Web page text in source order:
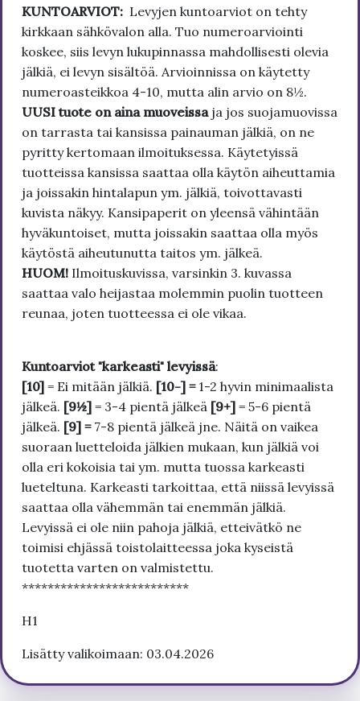
KUNTOARVIOT: Levyjen kuntoarviot on tehty
kirkkaan sähkövalon alla. Tuo numeroarviointi
koskee, siis levyn lukupinnassa mahdollisesti olevia
jälkiä, ei levyn sisältöä. Arvioinnissa on käytetty
numeroasteikkoa 4-10, mutta alin arvio on 8½.
UUSI tuote on aina muoveissa ja jos suojamuovissa
on tarrasta tai kansissa painauman jälkiä, on ne
pyritty kertomaan ilmoituksessa. Käytetyissä
tuotteissa kansissa saattaa olla käytön aiheuttamia
ja joissakin hintalapun ym. jälkiä, toivottavasti
kuvista näkyy. Kansipaperit on yleensä vähintään
hyväkuntoiset, mutta joissakin saattaa olla myös
käytöstä aiheutunutta taitos ym. jälkeä.
HUOM! Ilmoituskuvissa, varsinkin 3. kuvassa
saattaa valo heijastaa molemmin puolin tuotteen
reunaa, joten tuotteessa ei ole vikaa.
Kuntoarviot "karkeasti" levyissä:
[10] = Ei mitään jälkiä. [10-] = 1-2 hyvin minimaalista
jälkeä. [9½] = 3-4 pientä jälkeä [9+] = 5-6 pientä
jälkeä. [9] = 7-8 pientä jälkeä jne. Näitä on vaikea
suoraan luetteloida jälkien mukaan, kun jälkiä voi
olla eri kokoisia tai ym. mutta tuossa karkeasti
lueteltuna. Karkeasti tarkoittaa, että niissä levyissä
saattaa olla vähemmän tai enemmän jälkiä.
Levyissä ei ole niin pahoja jälkiä, etteivätkö ne
toimisi ehjässä toistolaitteessa joka kyseistä
tuotetta varten on valmistettu.
**************************
H1
Lisätty valikoimaan: 03.04.2026